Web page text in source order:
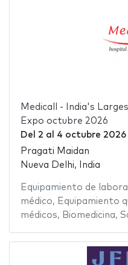
Medicall - India's
Expo octubre 2026
Del 2 al 4 octubre 2026
Pragati Maidan
Nueva Delhi, India
Equipamiento de
médico, Equipamiento
médicos, Biomedicina,